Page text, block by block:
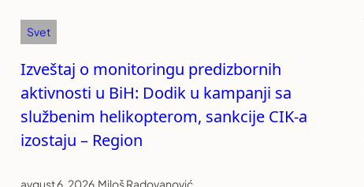
Svet
Izveštaj o monitoringu predizbornih
aktivnosti u BiH: Dodik u kampanji sa
službenim helikopterom, sankcije CIK-a
izostaju – Region
avgust 6, 2026.Miloš Radovanović